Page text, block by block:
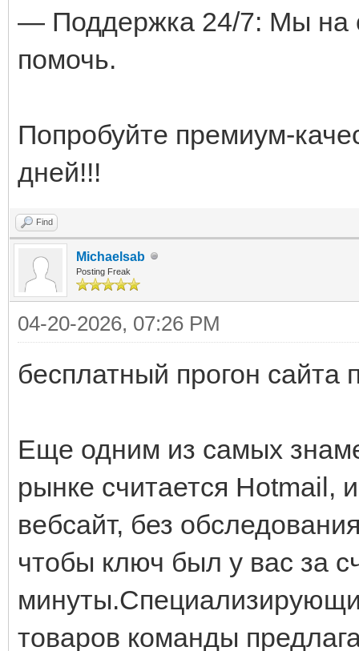
— Поддержка 24/7: Мы на
помочь.
Попробуйте премиум-
дней!!!
Find
Michaelsab
Posting Freak
04-20-2026, 07:26 PM
бесплатный прогон
Еще одним из самых
рынке считается Hotmail,
вебсайт, без
чтобы ключ был у вас за
товаров команды